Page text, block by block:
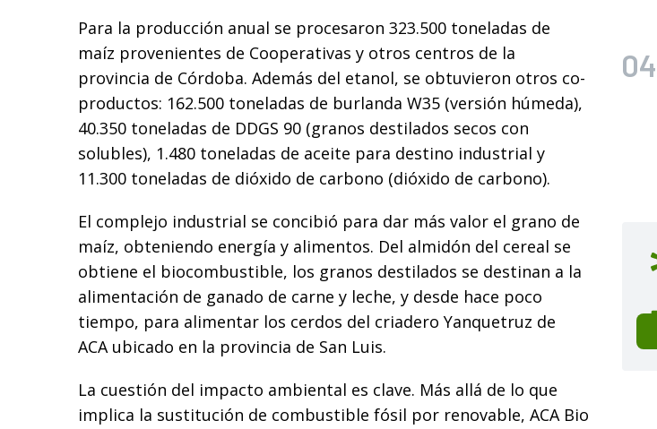
Para la producción anual se procesaron 323.500 toneladas de
maíz provenientes de Cooperativas y otros centros de la
provincia de Córdoba. Además del etanol, se obtuvieron otros co-
productos: 162.500 toneladas de burlanda W35 (versión húmeda),
40.350 toneladas de DDGS 90 (granos destilados secos con
solubles), 1.480 toneladas de aceite para destino industrial y
11.300 toneladas de dióxido de carbono (dióxido de carbono).
El complejo industrial se concibió para dar más valor el grano de
maíz, obteniendo energía y alimentos. Del almidón del cereal se
obtiene el biocombustible, los granos destilados se destinan a la
alimentación de ganado de carne y leche, y desde hace poco
tiempo, para alimentar los cerdos del criadero Yanquetruz de
ACA ubicado en la provincia de San Luis.
La cuestión del impacto ambiental es clave. Más allá de lo que
implica la sustitución de combustible fósil por renovable, ACA Bio